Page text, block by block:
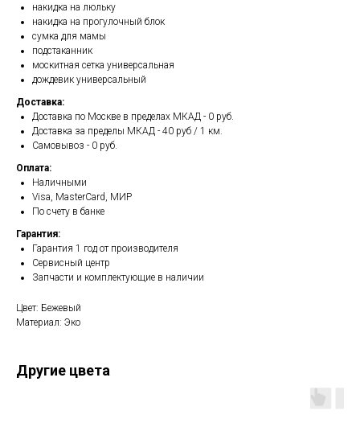
накидка на люльку
накидка на прогулочный блок
сумка для мамы
подстаканник
москитная сетка универсальная
дождевик универсальный
Доставка:
Доставка по Москве в пределах МКАД - 0 руб.
Доставка за пределы МКАД - 40 руб / 1 км.
Самовывоз - 0 руб.
Оплата:
Наличными
Visa, MasterCard, МИР
По счету в банке
Гарантия:
Гарантия 1 год от производителя
Сервисный центр
Запчасти и комплектующие в наличии
Цвет: Бежевый
Материал: Эко
Другие цвета